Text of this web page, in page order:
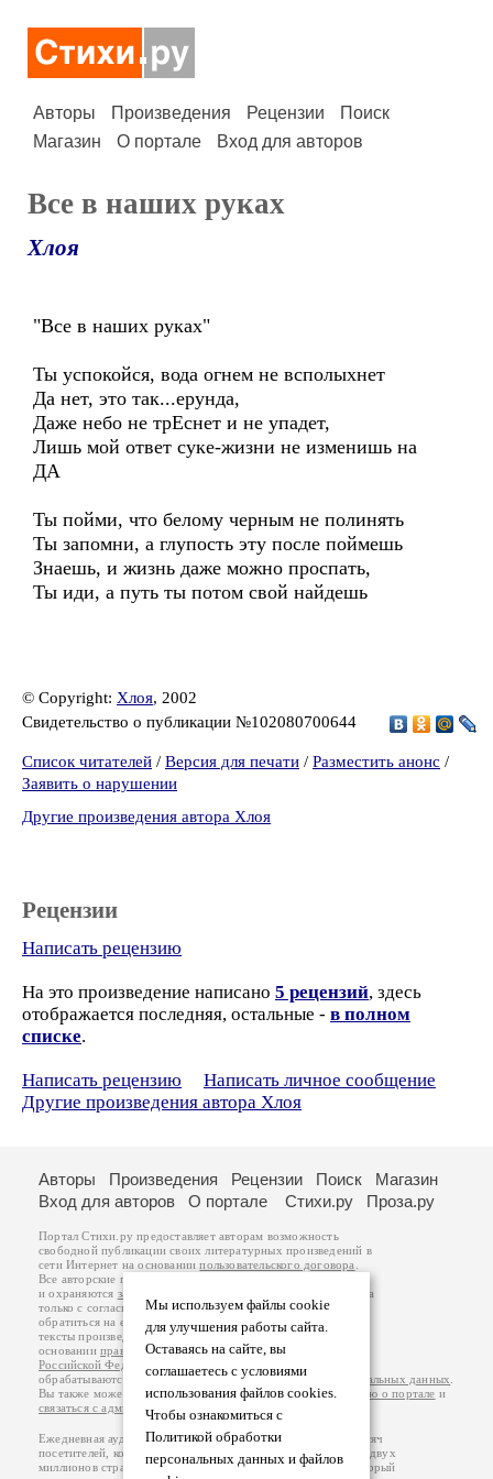
Авторы Произведения Рецензии
Поиск
Магазин
О портале Вход для авторов
Все в наших руках
Хлоя
"Все в наших руках"
Ты успокойся, вода огнем не всполыхнет
Да нет, это так...ерунда,
Даже небо не трЕснет и не упадет,
Лишь мой ответ суке-жизни не изменишь на
ДА
Ты пойми, что белому черным не полинять
Ты запомни, а глупость эту после поймешь
Знаешь, и жизнь даже можно проспать,
Ты иди, а путь ты потом свой найдешь
© Copyright: Хлоя, 2002
Свидетельство о публикации №102080700644
Список читателей / Версия для печати / Разместить анонс /
Заявить о нарушении
Другие произведения автора Хлоя
Рецензии
Написать рецензию
На это произведение написано 5 рецензий, здесь
отображается последняя, остальные - в полном
списке.
Написать рецензию
Написать личное сообщение
Другие произведения автора Хлоя
Мы используем файлы cookie
для улучшения работы сайта.
Оставаясь на сайте, вы
соглашаетесь с условиями
использования файлов cookies.
Чтобы ознакомиться с
Политикой обработки
персональных данных и файлов
Авторы Произведения Рецензии Поиск
Магазин
Вход для авторов
О портале Стихи.ру Проза.ру
Портал Стихи.ру предоставляет авторам возможность
свободной публикации своих литературных произведений в
сети Интернет на основаниипользовательского договора
Все авторские права на произведения принадлежат авторам
и охраняются законом
. Перепечатка произведений возможна
только с согласия его автора, к которому вы можете
обратиться на его авторской странице. Ответственность за
тексты произведений авторы несут самостоятельно на
основанииправил публикацииизаконодательства
Российской Федерации
обрабатываются на основанииПолитики обработки персональных данных
Вы также можете посмотреть более подробнуюинформацию о портале и
связаться с администрацией
Ежедневная аудитория портала Стихи.ру – порядка 200 тысяч
посетителей, которые в общей сумме просматривают более двух
миллионов страниц по данным счетчика посещаемости, который